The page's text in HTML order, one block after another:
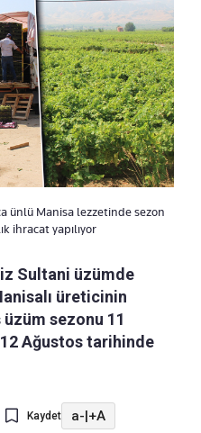
ünlü Manisa lezzetinde sezon
ihracat yapılıyor
Sultani üzümde
üreticinin
sezonu 11
Ağustos tarihinde
Kaydet a-|+A